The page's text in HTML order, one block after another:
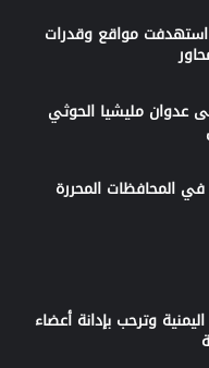
استهدفت مواقع وقدرات
عدوان مليشيا الحوثي
المحافظات المحررة
وترحب بإدانة أعضاء